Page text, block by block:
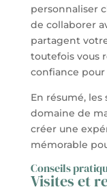
personnaliser
de collaborer
partagent
toutefois vous
confiance pour
En résumé, les
domaine de
créer une
mémorable
Conseils
Visites et